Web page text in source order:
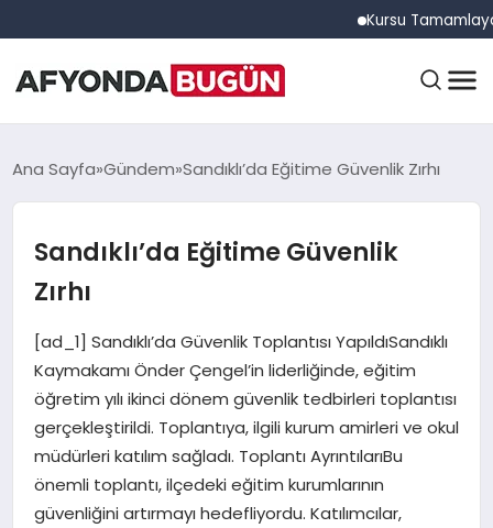
Kursu Tamamlayan
ANASAYFA
GÜNDEM
DÜNYA
EKONOMI
Ana Sayfa Gündem Sandıklı’da Eğitime Güvenlik Zırhı
Sandıklı’da Eğitime Güvenlik
Zırhı
[ad_1] Sandıklı’da Güvenlik Toplantısı YapıldıSandıklı
Kaymakamı Önder Çengel’in liderliğinde, eğitim
öğretim yılı ikinci dönem güvenlik tedbirleri toplantısı
gerçekleştirildi. Toplantıya, ilgili kurum amirleri ve okul
müdürleri katılım sağladı. Toplantı AyrıntılarıBu
önemli toplantı, ilçedeki eğitim kurumlarının
güvenliğini artırmayı hedefliyordu. Katılımcılar,